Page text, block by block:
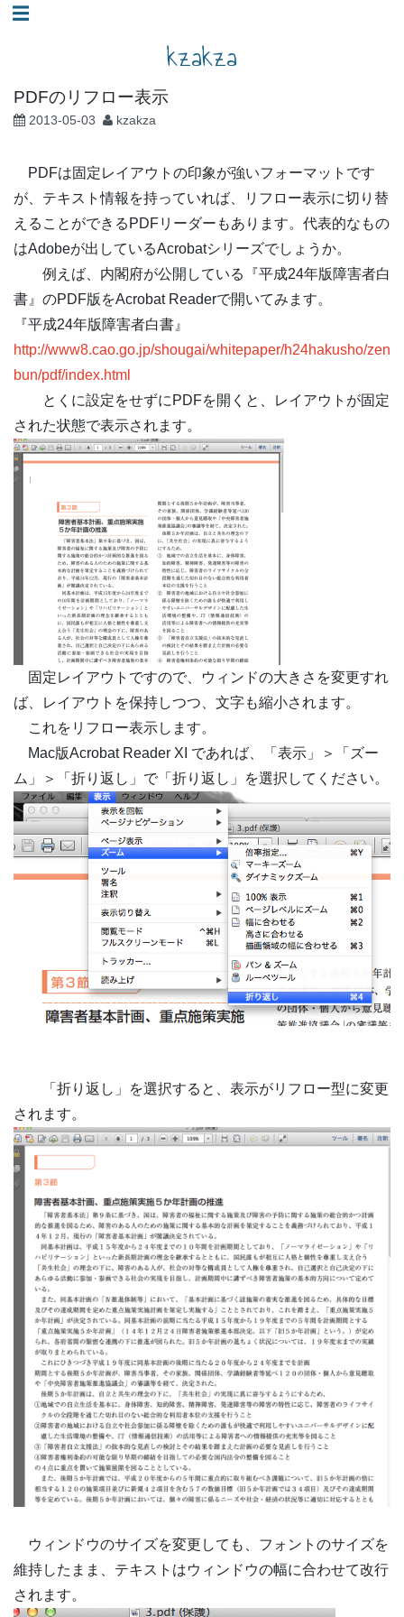
コ☰
kzakza
PDFのリフロー表示
2013-05-03 kzakza
PDFは固定レイアウトの印象が強いフォーマットです
が、テキスト情報を持っていれば、リフロー表示に切り替
えることができるPDFリーダーもあります。代表的なもの
はAdobeが出しているAcrobatシリーズでしょうか。
例えば、内閣府が公開している『平成24年版障害者白
書』のPDF版をAcrobat Readerで開いてみます。
『平成24年版障害者白書』
http://www8.cao.go.jp/shougai/whitepaper/h24hakusho/zen
bun/pdf/index.html
とくに設定をせずにPDFを開くと、レイアウトが固定
された状態で表示されます。
固定レイアウトですので、ウィンドの大きさを変更すれ
ば、レイアウトを保持しつつ、文字も縮小されます。
これをリフロー表示します。
Mac版Acrobat Reader XI であれば、「表示」＞「ズー
ム」＞「折り返し」で「折り返し」を選択してください。
「折り返し」を選択すると、表示がリフロー型に変更
されます。
ウィンドウのサイズを変更しても、フォントのサイズを
維持したまま、テキストはウィンドウの幅に合わせて改行
されます。